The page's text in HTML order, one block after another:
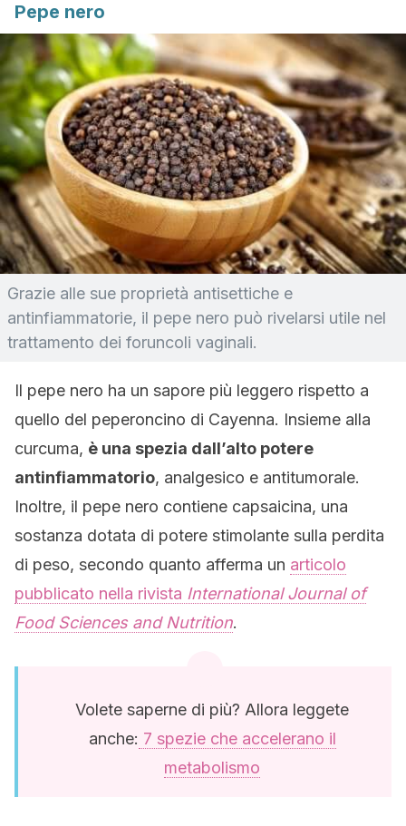
Pepe nero
Grazie alle sue proprietà antisettiche e
antinfiammatorie, il pepe nero può rivelarsi utile nel
trattamento dei foruncoli vaginali.
Il pepe nero ha un sapore più leggero rispetto a
quello del peperoncino di Cayenna. Insieme alla
curcuma, è una spezia dall’alto potere
antinfiammatorio, analgesico e antitumorale.
Inoltre, il pepe nero contiene capsaicina, una
sostanza dotata di potere stimolante sulla perdita
di peso, secondo quanto afferma un articolo
pubblicato nella rivista International Journal of
Food Sciences and Nutrition.
Volete saperne di più? Allora leggete
anche: 7 spezie che accelerano il
metabolismo